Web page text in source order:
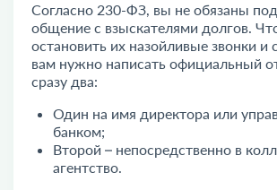
Согласно 230-ФЗ, вы не обязаны
общение с взыскателями долгов.
остановить их назойливые звонки и
вам нужно написать официальный
сразу два:
Один на имя директора или
банком;
Второй – непосредственно в
агентство.